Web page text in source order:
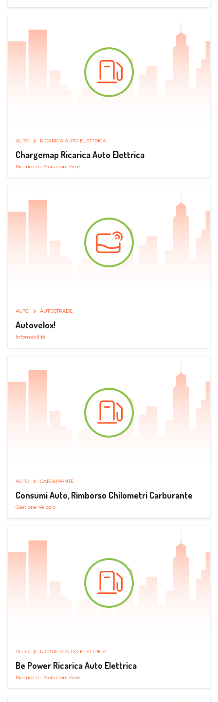
AUTO RICARICA AUTO ELETTRICA
Chargemap Ricarica Auto Elettrica
Ricarica in Postazioni Fisse
AUTO AUTOSTRADE
Autovelox!
Infomobilità
AUTO CARBURANTE
Consumi Auto, Rimborso Chilometri Carburante
Gestione Veicolo
AUTO RICARICA AUTO ELETTRICA
Be Power Ricarica Auto Elettrica
Ricarica in Postazioni Fisse